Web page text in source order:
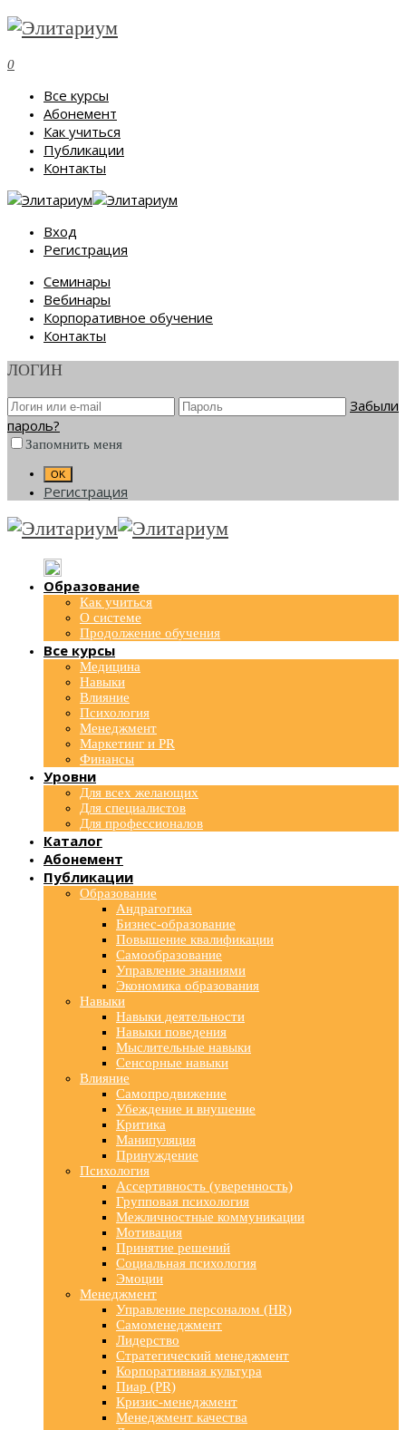
0
Все курсы
Абонемент
Как учиться
Публикации
Контакты
Вход
Регистрация
Семинары
Вебинары
Корпоративное обучение
Контакты
ЛОГИН
Забыли
пароль?
Запомнить меня
Регистрация
Образование
Как учиться
О системе
Продолжение обучения
Все курсы
Медицина
Навыки
Влияние
Психология
Менеджмент
Маркетинг и PR
Финансы
Уровни
Для всех желающих
Для специалистов
Для профессионалов
Каталог
Абонемент
Публикации
Образование
Андрагогика
Бизнес-образование
Повышение квалификации
Самообразование
Управление знаниями
Экономика образования
Навыки
Навыки деятельности
Навыки поведения
Мыслительные навыки
Сенсорные навыки
Влияние
Самопродвижение
Убеждение и внушение
Критика
Манипуляция
Принуждение
Психология
Ассертивность (уверенность)
Групповая психология
Межличностные коммуникации
Мотивация
Принятие решений
Социальная психология
Эмоции
Менеджмент
Управление персоналом (HR)
Самоменеджмент
Лидерство
Стратегический менеджмент
Корпоративная культура
Пиар (PR)
Кризис-менеджмент
Менеджмент качества